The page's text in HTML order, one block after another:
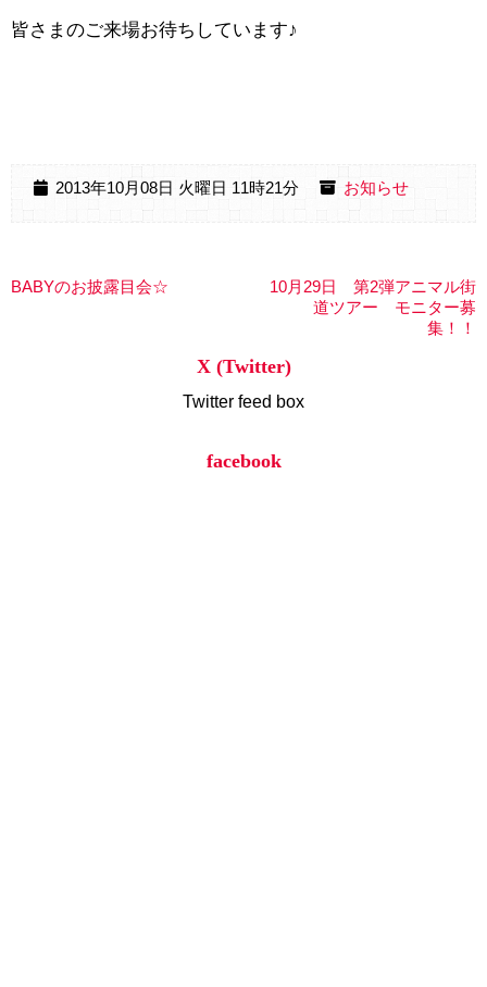
皆さまのご来場お待ちしています♪
2013年10月08日 火曜日 11時21分 お知らせ
BABYのお披露目会☆
10月29日 第2弾アニマル街
道ツアー モニター募
集！！
X (Twitter)
Twitter feed box
facebook